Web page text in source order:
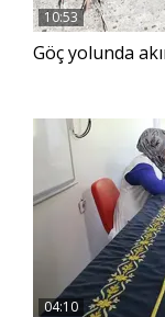
10:53
Göç yolunda
04:10